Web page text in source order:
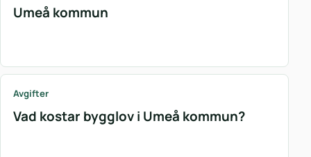
Umeå kommun
Avgifter
Vad kostar bygglov i Umeå kommun?